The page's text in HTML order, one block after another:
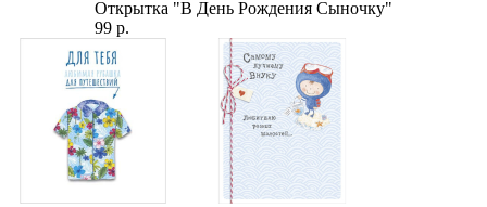
Роза Марун (60 см) А1
Букеты в Коробке Розы,Красные Розы
(Спрей),Букеты Роз ,Букеты с Пионовидной Розой
Кустовые Пионовидные Розы
Розы 60 см,
Роза Марун
Открытка "В День Рождения Сыночку"
99 р.